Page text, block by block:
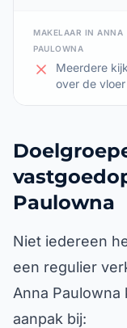
MAKELAAR IN ANNA
PAULOWNA
Meerdere
over de vloer
Paulowna
Niet iedereen
een regulier
Anna
aanpak bij: